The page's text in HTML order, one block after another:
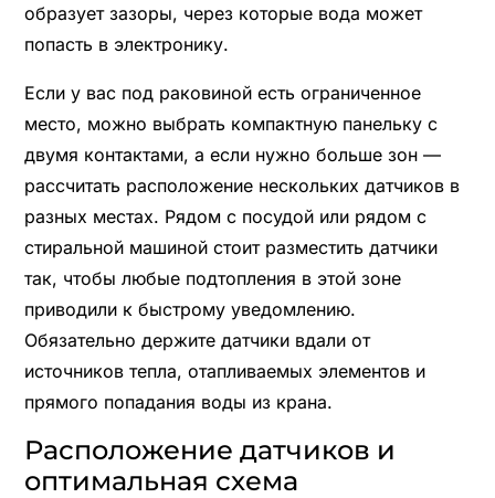
образует зазоры, через которые вода может
попасть в электронику.
Если у вас под раковиной есть ограниченное
место, можно выбрать компактную панельку с
двумя контактами, а если нужно больше зон —
рассчитать расположение нескольких датчиков в
разных местах. Рядом с посудой или рядом с
стиральной машиной стоит разместить датчики
так, чтобы любые подтопления в этой зоне
приводили к быстрому уведомлению.
Обязательно держите датчики вдали от
источников тепла, отапливаемых элементов и
прямого попадания воды из крана.
Расположение датчиков и
оптимальная схема